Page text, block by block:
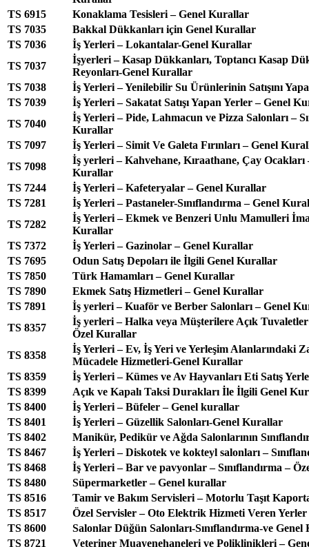
TS 6915
Konaklama Tesisleri – Genel Kurallar
TS 7035
Bakkal Dükkanları için Genel Kurallar
TS 7036
İş Yerleri – Lokantalar-Genel Kurallar
TS 7037
İşyerleri – Kasap Dükkanları, Toptancı Kasap
Reyonları-Genel Kurallar
TS 7038
İş Yerleri – Yenilebilir Su Ürünlerinin Satışını
TS 7039
İş Yerleri – Sakatat Satışı Yapan Yerler – Genel
TS 7040
İş Yerleri – Pide, Lahmacun ve Pizza Salonları –
Kurallar
TS 7097
İş Yerleri – Simit Ve Galeta Fırınları – Genel
TS 7098
İş yerleri – Kahvehane, Kıraathane, Çay Ocakları
Kurallar
TS 7244
İş Yerleri – Kafeteryalar – Genel Kurallar
TS 7281
İş Yerleri – Pastaneler-Sınıflandırma – Genel
TS 7282
İş Yerleri – Ekmek ve Benzeri Unlu Mamulleri
Kurallar
TS 7372
İş Yerleri – Gazinolar – Genel Kurallar
TS 7695
Odun Satış Depoları ile İlgili Genel Kurallar
TS 7850
Türk Hamamları – Genel Kurallar
TS 7890
Ekmek Satış Hizmetleri – Genel Kurallar
TS 7891
İş yerleri – Kuaför ve Berber Salonları – Genel
TS 8357
İş yerleri – Halka veya Müşterilere Açık Tuvaletler
Özel Kurallar
TS 8358
İş Yerleri – Ev, İş Yeri ve Yerleşim Alanlarındaki
Mücadele Hizmetleri-Genel Kurallar
TS 8359
İş Yerleri – Kümes ve Av Hayvanları Eti Satış
TS 8399
Açık ve Kapalı Taksi Durakları İle İlgili Genel
TS 8400
İş Yerleri – Büfeler – Genel kurallar
TS 8401
İş Yerleri – Güzellik Salonları-Genel Kurallar
TS 8402
Manikür, Pedikür ve Ağda Salonlarının
TS 8467
İş Yerleri – Diskotek ve kokteyl salonları –
TS 8468
İş Yerleri – Bar ve pavyonlar – Sınıflandırma –
TS 8480
Süpermarketler – Genel kurallar
TS 8516
Tamir ve Bakım Servisleri – Motorlu Taşıt
TS 8517
Özel Servisler – Oto Elektrik Hizmeti Veren
TS 8600
Salonlar Düğün Salonları-Sınıflandırma-ve
TS 8721
Veteriner Muayenehaneleri ve Poliklinikleri –